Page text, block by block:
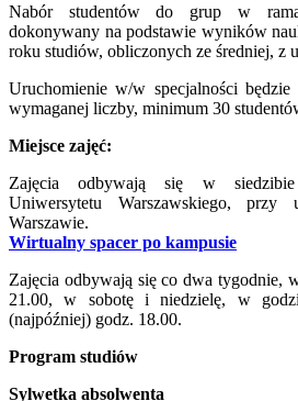
Nabór studentów do grup w
dokonywany na podstawie wyników
roku studiów, obliczonych ze średniej, z
Uruchomienie w/w specjalności
wymaganej liczby, minimum 30
Miejsce zajęć:
Zajęcia odbywają się w siedzibie
Uniwersytetu Warszawskiego,
Warszawie.
Wirtualny spacer po kampusie
Zajęcia odbywają się co dwa tygodnie,
21.00, w sobotę i niedzielę, w
(najpóźniej) godz. 18.00.
Program studiów
Sylwetka absolwenta